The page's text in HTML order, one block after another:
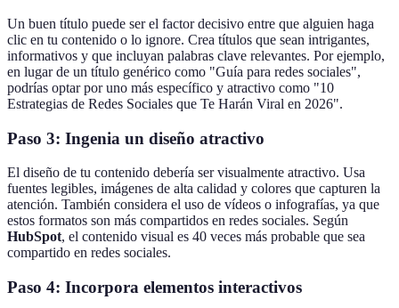
Un buen título puede ser el factor decisivo entre que alguien haga
clic en tu contenido o lo ignore. Crea títulos que sean intrigantes,
informativos y que incluyan palabras clave relevantes. Por ejemplo,
en lugar de un título genérico como "Guía para redes sociales",
podrías optar por uno más específico y atractivo como "10
Estrategias de Redes Sociales que Te Harán Viral en 2026".
Paso 3: Ingenia un diseño atractivo
El diseño de tu contenido debería ser visualmente atractivo. Usa
fuentes legibles, imágenes de alta calidad y colores que capturen la
atención. También considera el uso de vídeos o infografías, ya que
estos formatos son más compartidos en redes sociales. Según
HubSpot, el contenido visual es 40 veces más probable que sea
compartido en redes sociales.
Paso 4: Incorpora elementos interactivos